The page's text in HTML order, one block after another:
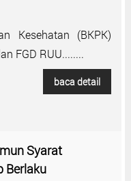
Kesehatan (BKPK)
FGD RUU........
baca detail
Syarat
Berlaku